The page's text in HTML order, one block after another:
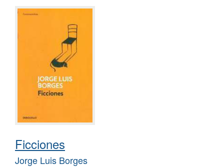
Ficciones
Jorge Luis Borges